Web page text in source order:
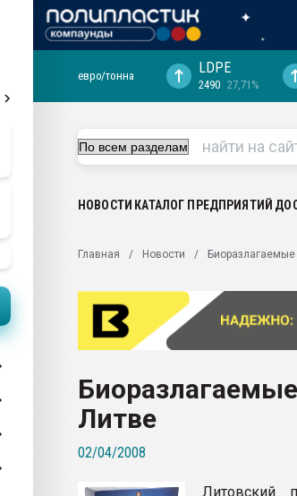
28.07.2026 "Технониколь" довольна
Всё, что касается выдува ПЭТ
Материал поверхности пуансона для
Продам отходы Композиция
поликарбоната и АБС-пластика
Armaloy PC/ABS-1IM черный цвет
Профильная литература. Продажа,
покупка, обмен
евро/тонна LDPE
2490 27,71%
НОВОСТИ КАТАЛОГ ПРЕДПРИЯТИЙ
Главная Новости Биоразлагаемые
Литве
02/04/2008
Литовский